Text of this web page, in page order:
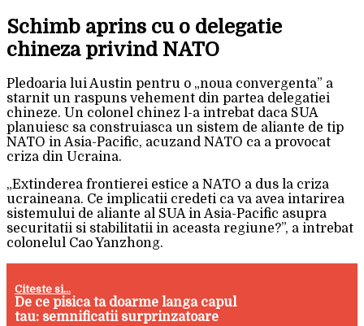
Schimb aprins cu o delegatie
chineza privind NATO
Pledoaria lui Austin pentru o „noua convergenta” a
starnit un raspuns vehement din partea delegatiei
chineze. Un colonel chinez l-a intrebat daca SUA
planuiesc sa construiasca un sistem de aliante de tip
NATO in Asia-Pacific, acuzand NATO ca a provocat
criza din Ucraina.
„Extinderea frontierei estice a NATO a dus la criza
ucraineana. Ce implicatii credeti ca va avea intarirea
sistemului de aliante al SUA in Asia-Pacific asupra
securitatii si stabilitatii in aceasta regiune?”, a intrebat
colonelul Cao Yanzhong.
Citeste si...
De ce pisica ta doarme langa capul
tau: semnificatii surprinzatoare